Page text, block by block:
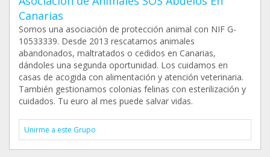
Canarias
Somos una asociación de protección animal con NIF G-
10533339. Desde 2013 rescatamos animales
abandonados, maltratados o cedidos en Canarias,
dándoles una segunda oportunidad. Los cuidamos en
casas de acogida con alimentación y atención veterinaria.
También gestionamos colonias felinas con esterilización y
cuidados. Tu euro al mes puede salvar vidas.
Unirme a este Grupo